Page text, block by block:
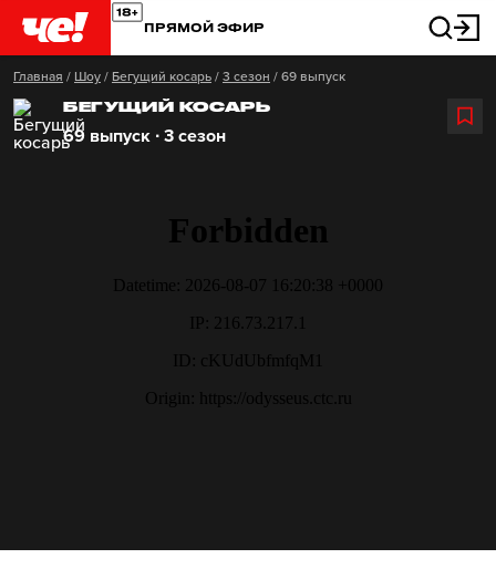
ПРЯМОЙ ЭФИР
Главная / Шоу / Бегущий косарь / 3 сезон / 69 выпуск
БЕГУЩИЙ КОСАРЬ
69 выпуск ∙ 3 сезон